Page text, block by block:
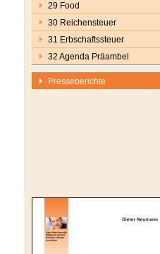
29 Food
30 Reichensteuer
31 Erbschaftssteuer
32 Agenda Präambel
Presseberichte